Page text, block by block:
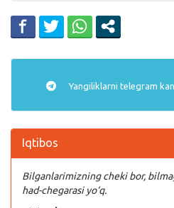
Yangiliklarni telegram
Iqtibos
Bilganlarimizning cheki bor,
had-chegarasi yo‘q.